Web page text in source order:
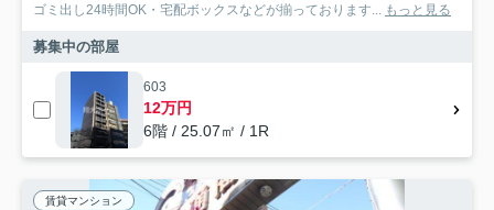
ゴミ出し24時間OK・宅配ボックスなどが揃っております... もっと見る
募集中の部屋
603
12万円
6階 / 25.07㎡ / 1R
賃貸マンション